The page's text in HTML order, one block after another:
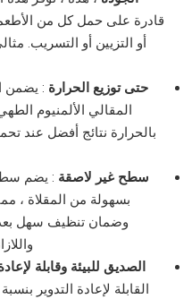
قادرة على حمل كل من
أو التزيين أو التسريب.
حتى توزيع الحرارة : يضمن
المقالي الألمنيوم
بالحرارة نتائج أفضل عند
سطح غير لاصقة : يضم
بسهولة من المقلاة ،
وضمان تنظيف سهل
الصديق للبيئة وقابلة